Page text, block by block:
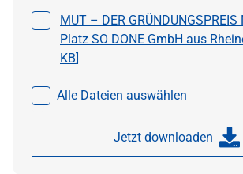
Datei auswählen
MUT – DER
Platz SO DONE GmbH aus
KB]
Alle Dateien auswählen
Jetzt downloaden